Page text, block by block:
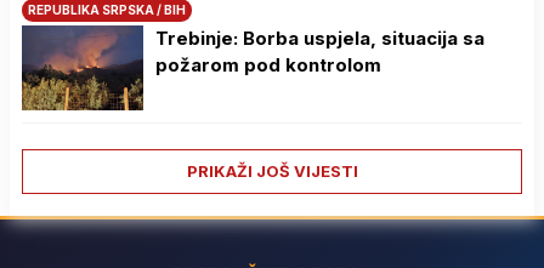
REPUBLIKA SRPSKA / BIH
Trebinje: Borba uspjela, situacija sa
požarom pod kontrolom
PRIKAŽI JOŠ VIJESTI